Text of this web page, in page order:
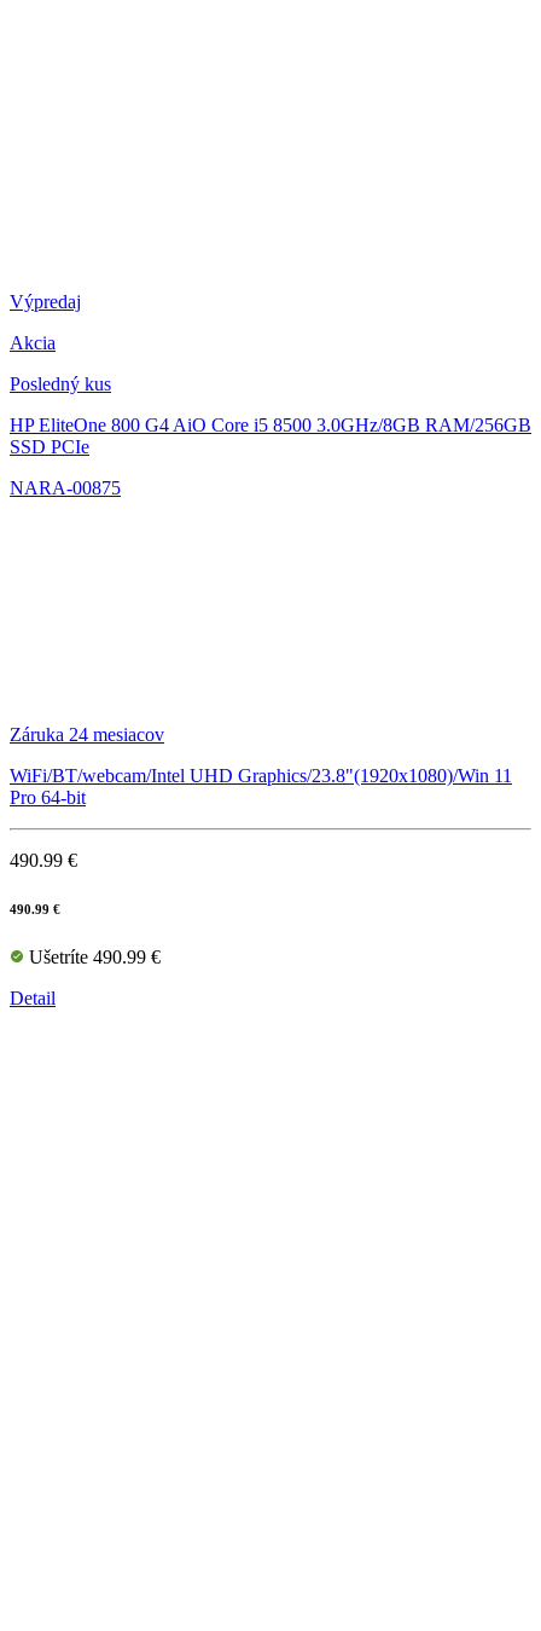
Výpredaj
Akcia
Posledný kus
HP EliteOne 800 G4 AiO Core i5 8500 3.0GHz/8GB RAM/256GB
SSD PCIe
NARA-00875
Záruka 24 mesiacov
WiFi/BT/webcam/Intel UHD Graphics/23.8"(1920x1080)/Win 11
Pro 64-bit
490.99 €
490.99 €
Ušetríte 490.99 €
Detail